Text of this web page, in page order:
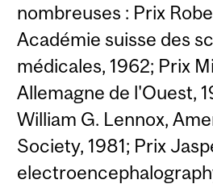
nombreuses : Prix
Académie suisse des
médicales, 1962; Prix
Allemagne de l'Ouest,
William G. Lennox,
Society, 1981; Prix